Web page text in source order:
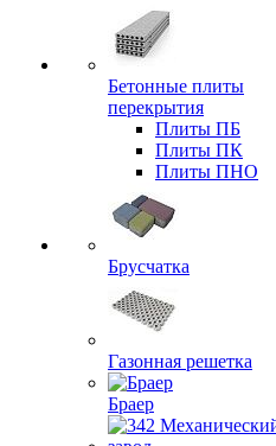
Бетонные плиты
перекрытия
Плиты ПБ
Плиты ПК
Плиты ПНО
Брусчатка
Газонная решетка
Браер